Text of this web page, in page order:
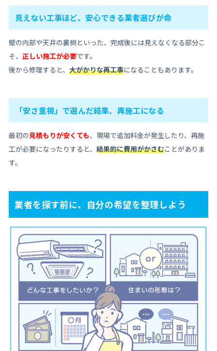
見えない工事ほど、安心できる業者選びが命
壁の内部や天井の裏側といった、完成後には見えなくなる部分こ
そ、 正しい施工が必要です。
後から修理すると、 大がかりな再工事になることもあります。
「安さ重視」で選んだ結果、再施工になる
最初の見積もりが安くても、現場で追加料金が発生したり、再施
工が必要になったりすると、 結果的に費用がかさむことがありま
す。
業者を探す前に、自分の希望を整理しよう